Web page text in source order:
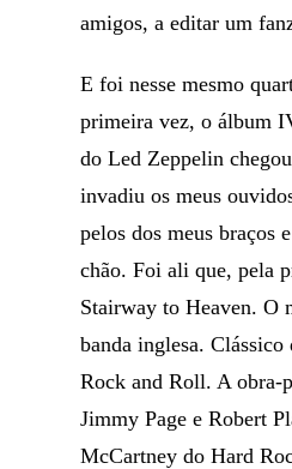
amigos, a editar um
E foi nesse mesmo
primeira vez, o álbum
do Led Zeppelin
invadiu os meus
pelos dos meus braços
chão. Foi ali que, pela
Stairway to Heaven. O
banda inglesa. Clássico
Rock and Roll. A obra-
Jimmy Page e Robert
McCartney do Hard